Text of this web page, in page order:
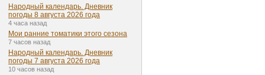
Народный календарь. Дневник
погоды 8 августа 2026 года
4 часа назад
Мои ранние томатики этого сезона
7 часов назад
Народный календарь. Дневник
погоды 7 августа 2026 года
10 часов назад